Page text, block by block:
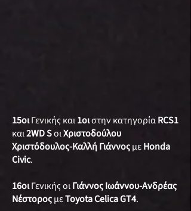
15οιΓενικής και1οιστην κατηγορίαRCS1
και2WD SοιΧριστοδούλου
Χριστόδουλος-Καλλή ΓιάννοςμεHonda
Civic.
16οιΓενικής οιΓιάννος Ιωάννου-Ανδρέας
ΝέστοροςμεToyota Celica GT4.